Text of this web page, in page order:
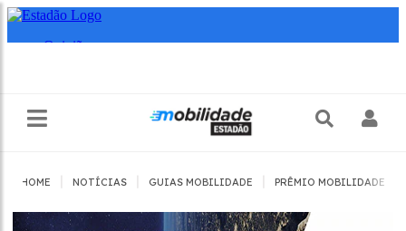
HOME NOTÍCIAS GUIAS MOBILIDADE PRÊMIO MOBILIDADE